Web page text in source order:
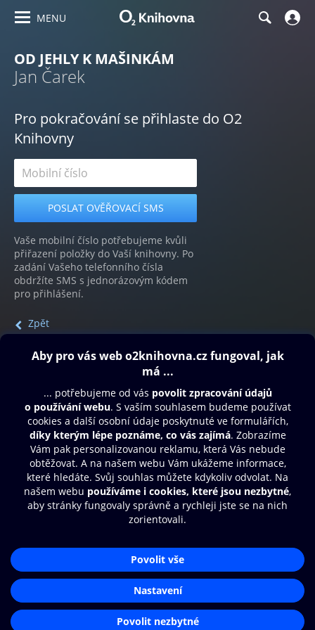
MENU
OD JEHLY K MAŠINKÁM
Jan Čarek
Pro pokračování se přihlaste do O2
Knihovny
Vaše mobilní číslo potřebujeme kvůli
přiřazení položky do Vaší knihovny. Po
zadání Vašeho telefonního čísla
obdržíte SMS s jednorázovým kódem
pro přihlášení.
Zpět
Obsah ke stažení
Moje O2 Knihovna
Další zábava
© O2 Czech Republic a.s.
Přístupnost
Zásady zpracování osobních údajů
Nastavení cookies
Aplikace O2 Knihovna
Čti a poslouchej své e-knihy a
audioknihy rychleji a pohodlněji.